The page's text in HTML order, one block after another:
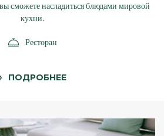
сможете насладиться блюдами мировой
кухни.
Ресторан
ПОДРОБНЕЕ